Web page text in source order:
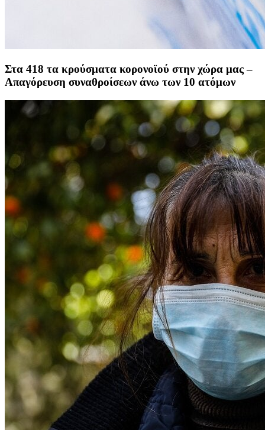
Στα 418 τα κρούσματα κορονοϊού στην χώρα μας –
Απαγόρευση συναθροίσεων άνω των 10 ατόμων